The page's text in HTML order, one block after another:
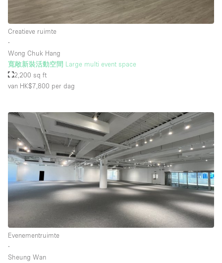
Creatieve ruimte
∙
Wong Chuk Hang
寬敞新裝活動空間 Large multi event space
2,200 sq ft
van HK$7,800 per dag
Evenementruimte
∙
Sheung Wan